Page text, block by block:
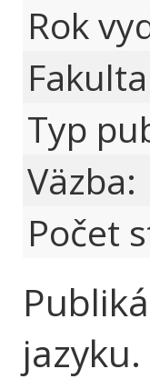
Rok
Typ
Väzba:
Počet
jazyku.